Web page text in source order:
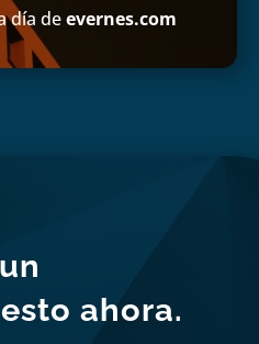
día deevernes.com
ahora.